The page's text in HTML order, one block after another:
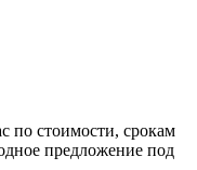
по стоимости, срокам
предложение под